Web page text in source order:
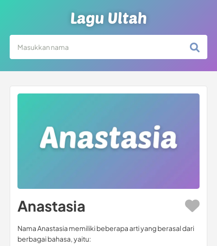
Lagu Ultah
Anastasia
Nama Anastasia memiliki beberapa arti yang berasal dari
berbagai bahasa, yaitu: